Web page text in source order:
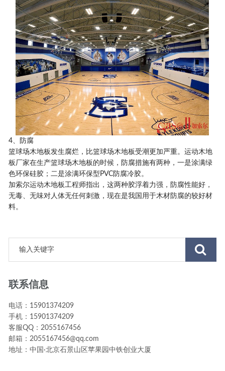
4、防腐
篮球场木地板发生腐烂，比篮球场木地板受潮更加严重。运动木地
板厂家在生产篮球场木地板的时候，防腐措施有两种，一是涂满绿
色环保硅胶；二是涂满环保型PVC防腐冷胶。
加索尔运动木地板工程师指出，这两种胶浮着力强，防腐性能好，
无毒、无味对人体无任何刺激，现在是我国用于木材防腐的较好材
料。
联系信息
电话：15901374209
手机：15901374209
客服QQ：2055167456
邮箱：2055167456@qq.com
地址：中国·北京石景山区苹果园中铁创业大厦